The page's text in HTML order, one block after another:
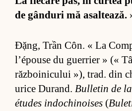
de gân­duri mă asal­tea­ză.
Đặng, Trần Côn. « La
l’épo­use du gu­er­rier » («
răz­bo­i­ni­cu­lui »), trad. din
u­rice Du­rand. Bu­l­le­tin de
étu­des in­do­chi­no­i­ses (